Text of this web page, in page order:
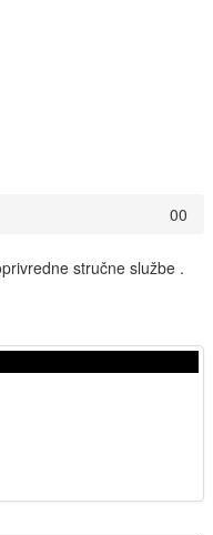
00
stručne službe .